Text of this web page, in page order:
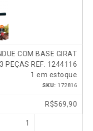
COM BASE GIRAT
PEÇAS REF: 1244116
1 em estoque
SKU: 172816
R$569,90
1